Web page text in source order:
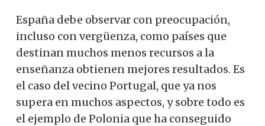
España debe observar con preocupación,
incluso con vergüenza, como países que
destinan muchos menos recursos a la
enseñanza obtienen mejores resultados. Es
el caso del vecino Portugal, que ya nos
supera en muchos aspectos, y sobre todo es
el ejemplo de Polonia que ha conseguido